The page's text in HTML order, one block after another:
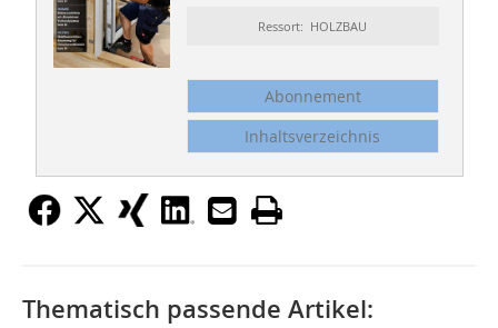
Ressort: HOLZBAU
Abonnement
Inhaltsverzeichnis
Thematisch passende Artikel: